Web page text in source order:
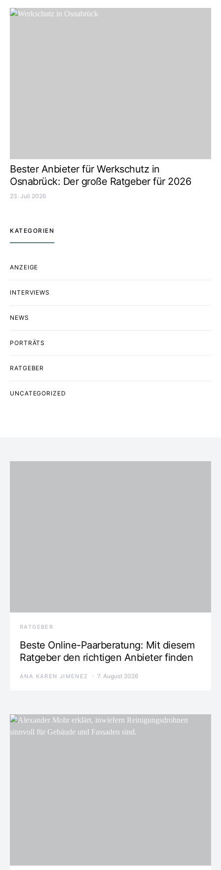
Bester Anbieter für Werkschutz in
Osnabrück: Der große Ratgeber für 2026
23. Juli 2026
KATEGORIEN
ANZEIGE
INTERVIEWS
NEWS
PORTRÄTS
RATGEBER
UNCATEGORIZED
RATGEBER
Beste Online-Paarberatung: Mit diesem
Ratgeber den richtigen Anbieter finden
ANA KAREN JIMENEZ 7. August 2026